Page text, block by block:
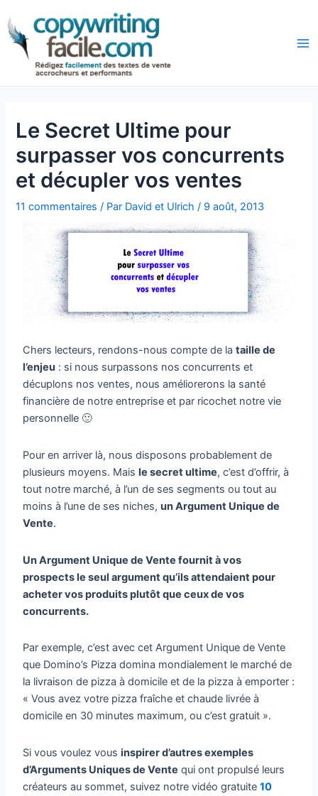
au
contenu
Le Secret Ultime pour
surpasser vos concurrents
et décupler vos ventes
11 commentaires / Par David et Ulrich/ 9 août, 2013
Chers lecteurs, rendons-nous compte de lataille de
l’enjeu : si nous surpassons nos concurrents et
décuplons nos ventes, nous améliorerons la santé
financière de notre entreprise et par ricochet notre vie
personnelle 🙂
Pour en arriver là, nous disposons probablement de
plusieurs moyens. Maisle secret ultime, c’est d’offrir, à
tout notre marché, à l’un de ses segments ou tout au
moins à l’une de ses niches,un Argument Unique de
Vente.
Un Argument Unique de Vente fournit à vos
prospects le seul argument qu’ils attendaient pour
acheter vos produits plutôt que ceux de vos
concurrents.
Par exemple, c’est avec cet Argument Unique de Vente
que Domino’s Pizza domina mondialement le marché de
la livraison de pizza à domicile et de la pizza à emporter :
« Vous avez votre pizza fraîche et chaude livrée à
domicile en 30 minutes maximum, ou c’est gratuit ».
Si vous voulez vousinspirer d’autres exemples
d’Arguments Uniques de Vente qui ont propulsé leurs
créateurs au sommet, suivez notre vidéo gratuite10